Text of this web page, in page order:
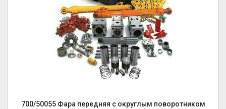
700/50055 Фара передняя с округлым поворотником